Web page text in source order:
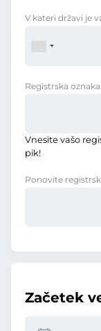
V kateri državi je
Registrska oznaka
Vnesite vašo
pik!
Ponovite
Začetek